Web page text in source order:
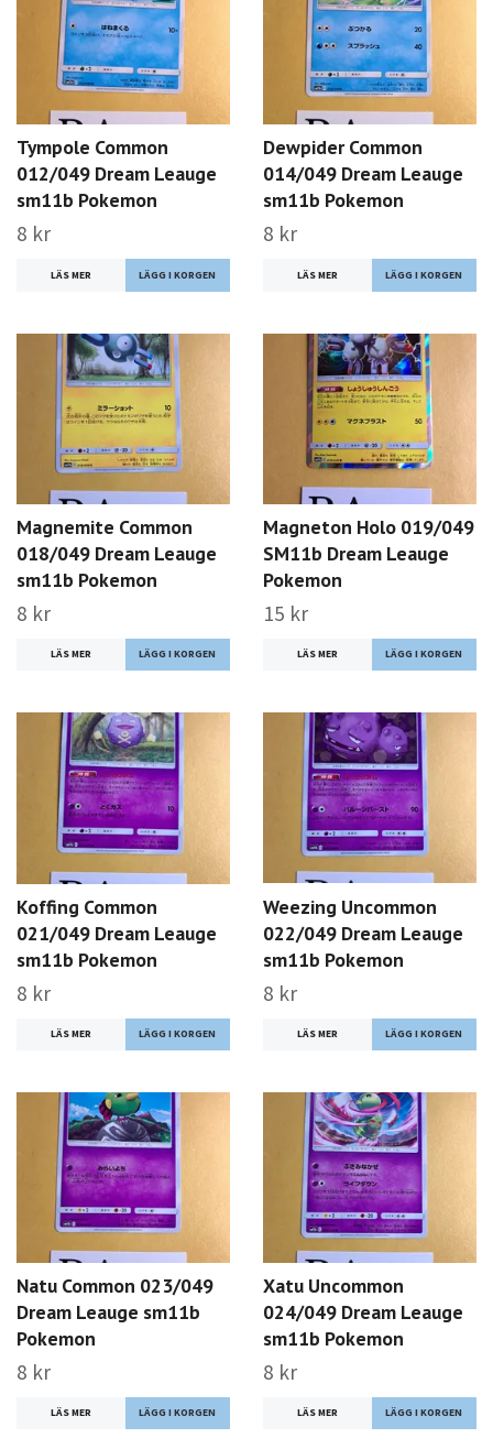
Tympole Common
012/049 Dream Leauge
sm11b Pokemon
8 kr
LÄS MER
Dewpider Common
014/049 Dream Leauge
sm11b Pokemon
8 kr
LÄS MER
Magnemite Common
018/049 Dream Leauge
sm11b Pokemon
8 kr
LÄS MER
Magneton Holo 019/049
SM11b Dream Leauge
Pokemon
15 kr
LÄS MER
Koffing Common
021/049 Dream Leauge
sm11b Pokemon
8 kr
LÄS MER
Weezing Uncommon
022/049 Dream Leauge
sm11b Pokemon
8 kr
LÄS MER
Natu Common 023/049
Dream Leauge sm11b
Pokemon
8 kr
LÄS MER
Xatu Uncommon
024/049 Dream Leauge
sm11b Pokemon
8 kr
LÄS MER